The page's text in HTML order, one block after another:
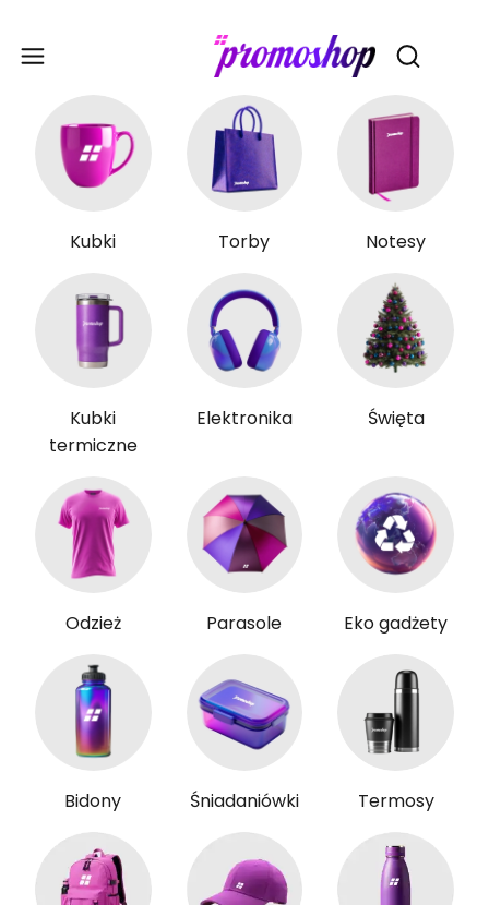
Otwórz
Kubki Torby Notesy
Kubki
termiczne
Elektronika Święta
Odzież Parasole Eko gadżety
Bidony Śniadaniówki Termosy